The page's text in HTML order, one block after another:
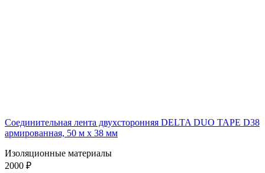
Соединительная лента двухсторонняя DELTA DUO TAPE D38
армированная, 50 м х 38 мм
Изоляционные материалы
2000 ₽